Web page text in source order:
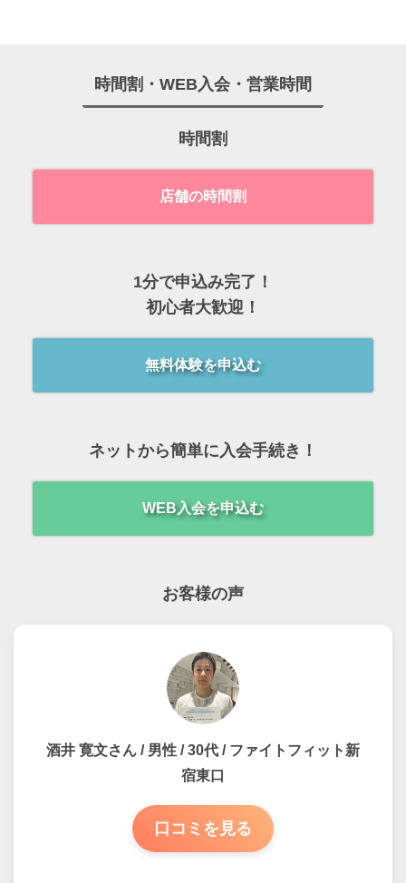
時間割・WEB入会・営業時間
時間割
店舗の時間割
1分で申込み完了！
初心者大歓迎！
無料体験を申込む
ネットから簡単に入会手続き！
WEB入会を申込む
お客様の声
酒井 寛文さん / 男性 / 30代 / ファイトフィット新
宿東口
口コミを見る